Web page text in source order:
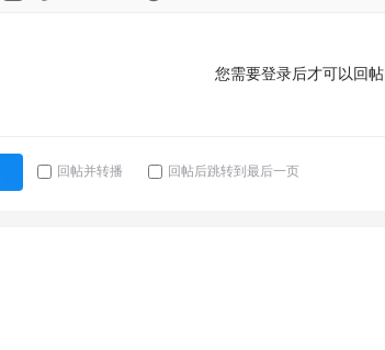
您需要登录后才可以回帖
回帖并转播 回帖后跳转到最后一页